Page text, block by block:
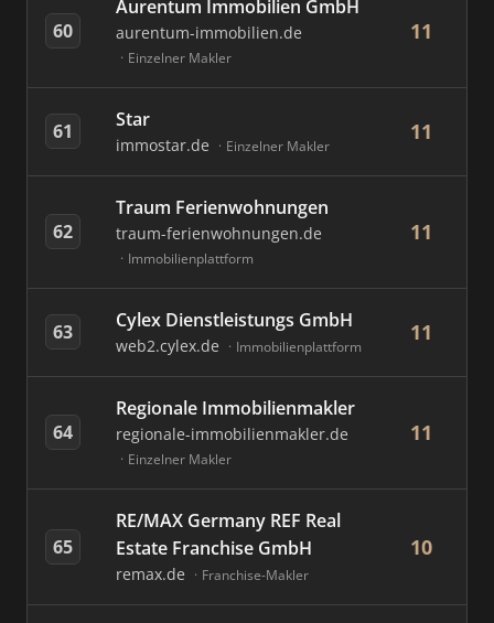
60
Aurentum Immobilien GmbH
aurentum-immobilien.de
Einzelner Makler
11
61 Star
immostar.de Einzelner Makler
11
62
Traum Ferienwohnungen
traum-ferienwohnungen.de
Immobilienplattform
11
63 Cylex Dienstleistungs GmbH
web2.cylex.de Immobilienplattform
11
64
Regionale Immobilienmakler
regionale-immobilienmakler.de
Einzelner Makler
11
65
RE/MAX Germany REF Real
Estate Franchise GmbH
remax.de Franchise-Makler
10